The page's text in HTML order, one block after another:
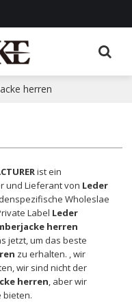
herren
ist ein
und Lieferant von Leder
Wholeslae
Label Leder
herren
jetzt, um das beste
zu erhalten. , wir
wir sind nicht der
herren, aber wir
bieten.